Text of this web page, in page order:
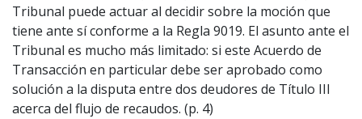
Tribunal puede actuar al decidir sobre la moción que
tiene ante sí conforme a la Regla 9019. El asunto ante el
Tribunal es mucho más limitado: si este Acuerdo de
Transacción en particular debe ser aprobado como
solución a la disputa entre dos deudores de Título III
acerca del flujo de recaudos. (p. 4)